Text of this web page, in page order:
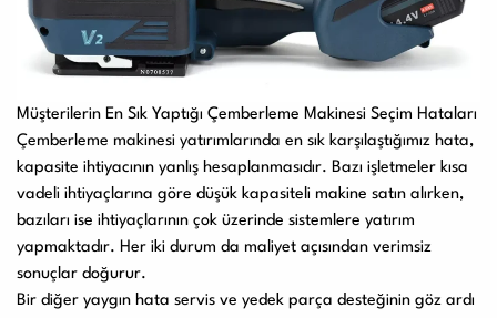
Müşterilerin En Sık Yaptığı Çemberleme Makinesi Seçim Hataları
Çemberleme makinesi yatırımlarında en sık karşılaştığımız hata,
kapasite ihtiyacının yanlış hesaplanmasıdır. Bazı işletmeler kısa
vadeli ihtiyaçlarına göre düşük kapasiteli makine satın alırken,
bazıları ise ihtiyaçlarının çok üzerinde sistemlere yatırım
yapmaktadır. Her iki durum da maliyet açısından verimsiz
sonuçlar doğurur.
Bir diğer yaygın hata servis ve yedek parça desteğinin göz ardı